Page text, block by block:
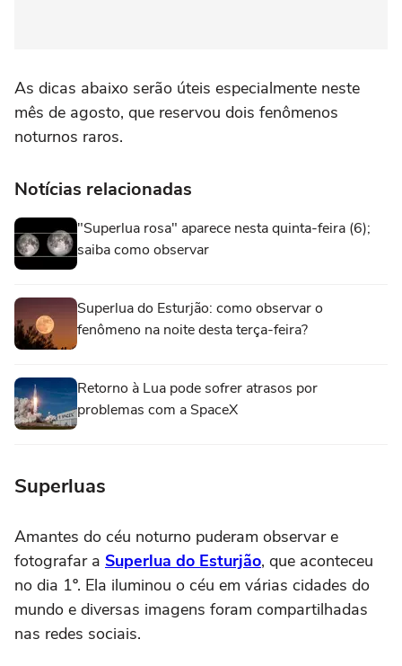
As dicas abaixo serão úteis especialmente neste
mês de agosto, que reservou dois fenômenos
noturnos raros.
Notícias relacionadas
"Superlua rosa" aparece nesta quinta-feira (6);
saiba como observar
Superlua do Esturjão: como observar o
fenômeno na noite desta terça-feira?
Retorno à Lua pode sofrer atrasos por
problemas com a SpaceX
Superluas
Amantes do céu noturno puderam observar e
fotografar a Superlua do Esturjão, que aconteceu
no dia 1º. Ela iluminou o céu em várias cidades do
mundo e diversas imagens foram compartilhadas
nas redes sociais.